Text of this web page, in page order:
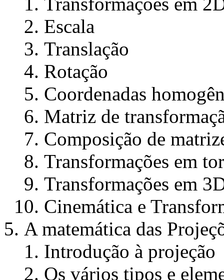
Escala
Translação
Rotação
Coordenadas
Matriz de
Composição de
Transformações em
Transformações em
Cinemática e
A matemática das
Introdução à projeção
Os vários tipos e